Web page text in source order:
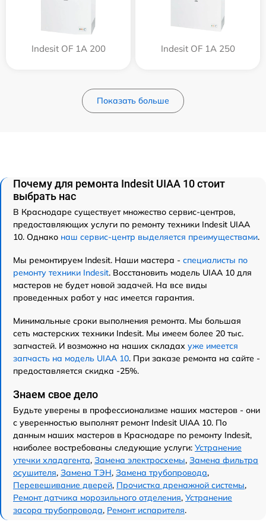
Indesit OF 1A 200 Indesit OF 1A 250
Показать больше
Почему для ремонта Indesit UIAA 10 стоит
выбрать нас
В Краснодаре существует множество сервис-центров,
предоставляющих услуги по ремонту техники Indesit UIAA
10. Однако наш сервис-центр выделяется преимуществами.
Мы ремонтируем Indesit. Наши мастера - специалисты по
ремонту техники Indesit. Восстановить модель UIAA 10 для
мастеров не будет новой задачей. На все виды
проведенных работ у нас имеется гарантия.
Минимальные сроки выполнения ремонта. Мы большая
сеть мастерских техники Indesit. Мы имеем более 20 тыс.
запчастей. И возможно на наших складах уже имеется
запчасть на модель UIAA 10. При заказе ремонта на сайте -
предоставляется скидка -25%.
Знаем свое дело
Будьте уверены в профессионализме наших мастеров - они
с уверенностью выполнят ремонт Indesit UIAA 10. По
данным наших мастеров в Краснодаре по ремонту Indesit,
наиболее востребованы следующие услуги: Устранение
утечки хладагента, Замена электросхемы, Замена фильтра
осушителя, Замена ТЭН, Замена трубопровода,
Перевешивание дверей, Прочистка дренажной системы,
Ремонт датчика морозильного отделения, Устранение
засора трубопровода, Ремонт испарителя.